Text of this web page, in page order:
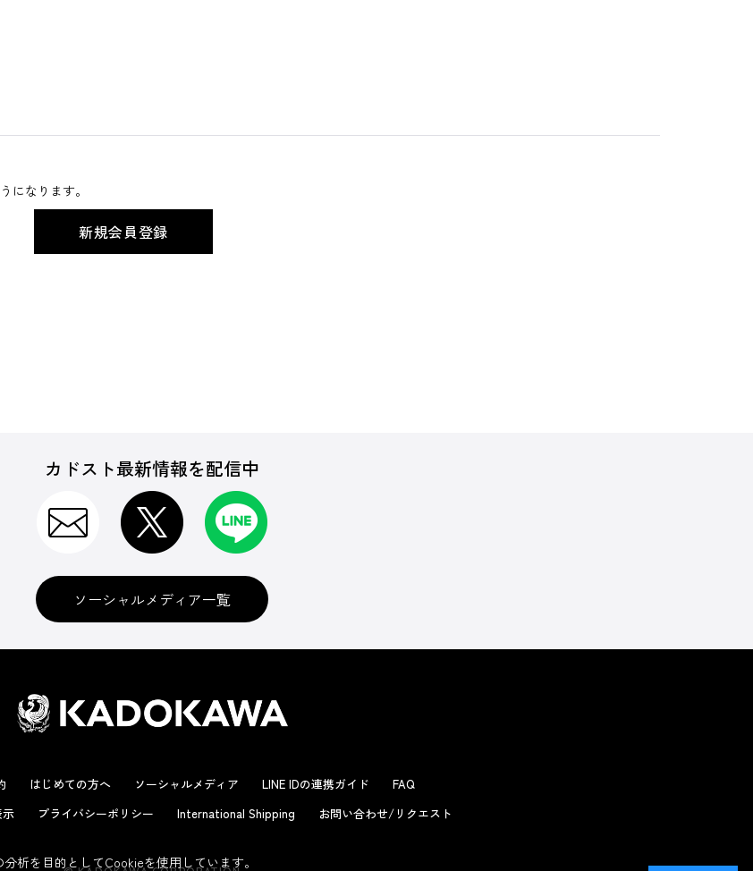
になります。
カドスト最新情報を配信中
ソーシャルメディア一覧
はじめての方へ ソーシャルメディア LINE IDの連携ガイド
FAQ
プライバシーポリシー International Shipping お問い合わせ/リクエスト
析を目的としてCookieを使用しています。